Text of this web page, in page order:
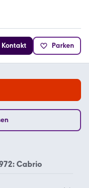
Kontakt Parken
Cabrio